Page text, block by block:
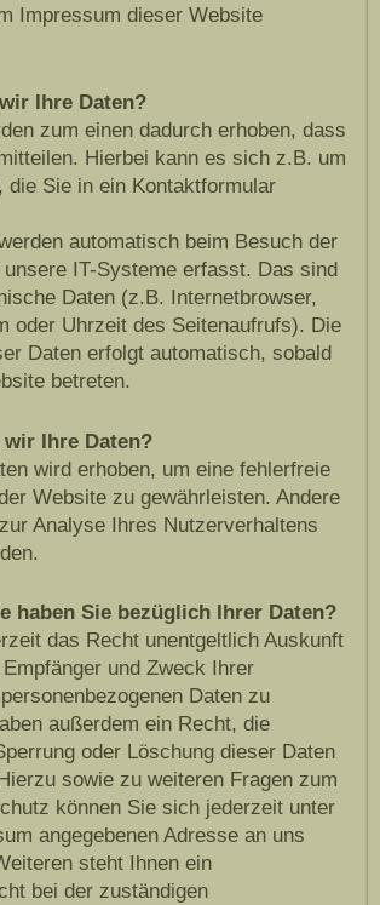
Impressum dieser Website
Ihre Daten?
zum einen dadurch erhoben, dass
Hierbei kann es sich z.B. um
die Sie in ein Kontaktformular
automatisch beim Besuch der
IT-Systeme erfasst. Das sind
Daten (z.B. Internetbrowser,
oder Uhrzeit des Seitenaufrufs). Die
Daten erfolgt automatisch, sobald
betreten.
Ihre Daten?
wird erhoben, um eine fehlerfreie
Website zu gewährleisten. Andere
Analyse Ihres Nutzerverhaltens
haben Sie bezüglich Ihrer Daten?
das Recht unentgeltlich Auskunft
und Zweck Ihrer
Daten zu
außerdem ein Recht, die
oder Löschung dieser Daten
sowie zu weiteren Fragen zum
können Sie sich jederzeit unter
angegebenen Adresse an uns
steht Ihnen ein
bei der zuständigen